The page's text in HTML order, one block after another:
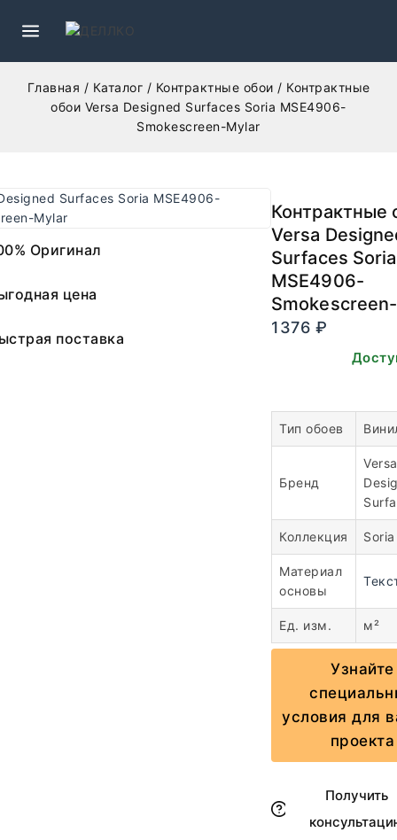
Главная / Каталог / Контрактные обои / Контрактные
обои Versa Designed Surfaces Soria MSE4906-
Smokescreen-Mylar
Оригинал
цена
поставка
Контрактные
Versa
Surfaces Soria
MSE4906-
1376 ₽
В наличии.
Тип обоев
Бренд
Versa
Коллекция Soria
Материал
основы
Ед. изм. м²
Узнайте
условия для
проекта
Получить